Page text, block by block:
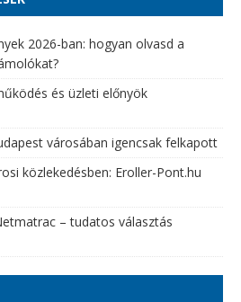
2026-ban: hogyan olvasd a
és üzleti előnyök
városában igencsak felkapott
közlekedésben: Eroller-Pont.hu
– tudatos választás